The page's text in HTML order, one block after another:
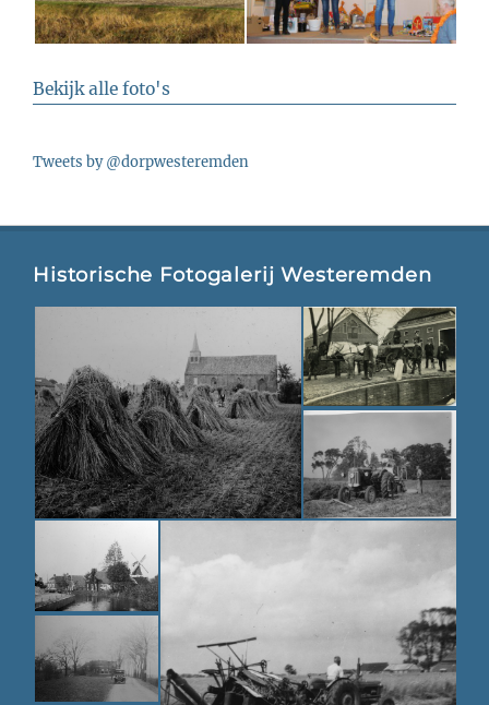
Bekijk alle foto's
Tweets by @dorpwesteremden
Historische Fotogalerij Westeremden